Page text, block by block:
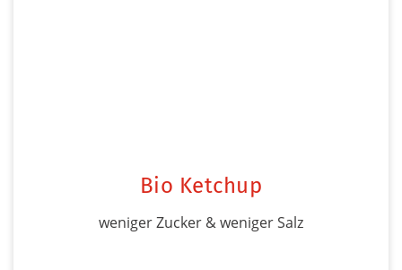
Bio Ketchup
weniger Zucker & weniger Salz